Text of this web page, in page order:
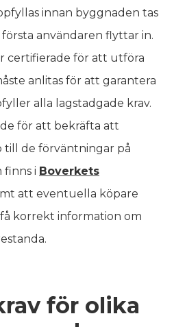
innan byggnaden tas
användaren flyttar in.
certifierade för att utföra
anlitas för att garantera
alla lagstadgade krav.
för att bekräfta att
de förväntningar på
finns i Boverkets
att eventuella köpare
korrekt information om
för olika